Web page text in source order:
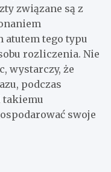
związane są z
atutem tego typu
rozliczenia. Nie
wystarczy, że
podczas
takiemu
swoje